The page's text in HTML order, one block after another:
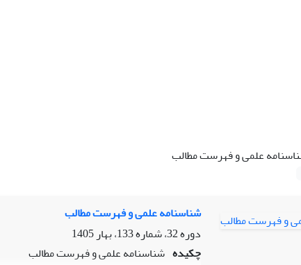
علمی و فهرست مطالب
شناسنامه علمی و فهرست مطالب
دوره 32، شماره 133، بهار 1405
چکیده شناسنامه علمی و فهرست مطالب